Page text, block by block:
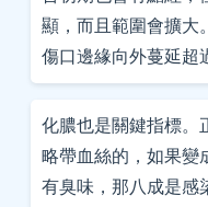
顯，而且範圍會擴大
傷口邊緣向外蔓延超
化膿也是關鍵指標。
略帶血絲的，如果變
有臭味，那八成是感